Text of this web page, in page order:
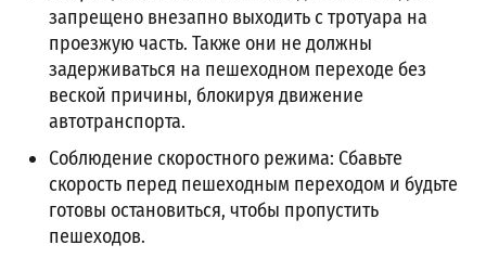
запрещено внезапно выходить с тротуара на
проезжую часть. Также они не должны
задерживаться на пешеходном переходе без
веской причины, блокируя движение
автотранспорта.
Соблюдение скоростного режима: Сбавьте
скорость перед пешеходным переходом и будьте
готовы остановиться, чтобы пропустить
пешеходов.